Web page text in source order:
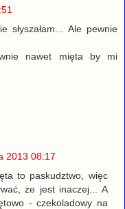
słyszałam... Ale pewnie
nawet mięta by mi
2013 08:17
to paskudztwo, więc
że jest inaczej... A
- czekoladowy na